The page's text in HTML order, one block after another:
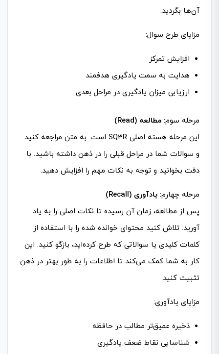
آن‌ها بگردید.
مزایای طرح سوال:
افزایش تمرکز
هدایت به سمت یادگیری هدفمند
ارزیابی میزان یادگیری در مراحل بعدی
مرحله سوم: مطالعه (Read)
این مرحله هسته اصلی SQ3R است. به متن مراجعه کنید
و سوالات شما در مراحل قبلی را در ذهن داشته باشید. با
دقت بخوانید و توجه به نکات مهم را افزایش دهید.
مرحله چهارم: یادآوری (Recall)
پس از مطالعه، زمان آن رسیده تا نکات اصلی را به یاد
آورید. تلاش کنید محتوای خوانده شده را با استفاده از
کلمات کلیدی یا سوالاتی که طرح کرده‌اید، بازگو کنید. این
کار به شما کمک می‌کند تا اطلاعات را به طور بهتر در ذهن
تثبیت کنید.
مزایای یادآوری:
ذخیره عمیق‌تر مطالب در حافظه
شناسایی نقاط ضعف یادگیری